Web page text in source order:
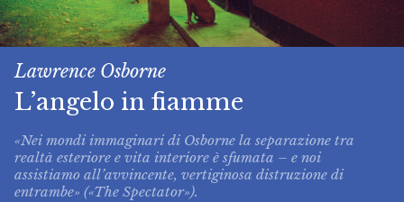
Lawrence Osborne
L’angelo in fiamme
«Nei mondi immaginari di Osborne la separazione tra
realtà esteriore e vita interiore è sfumata – e noi
assistiamo all’avvincente, vertiginosa distruzione di
entrambe» («The Spectator»).